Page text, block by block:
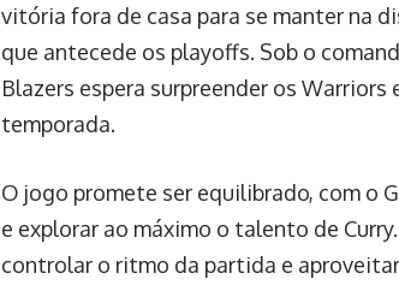
vitória fora de casa para se manter na
que antecede os playoffs. Sob o
Blazers espera surpreender os
temporada.
O jogo promete ser equilibrado, com o
e explorar ao máximo o talento de
controlar o ritmo da partida e